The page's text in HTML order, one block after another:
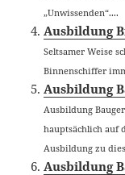
„Unwissenden“....
Ausbildung
Seltsamer Weise
Binnenschiffer
Ausbildung
Ausbildung
hauptsächlich auf
Ausbildung zu
Ausbildung